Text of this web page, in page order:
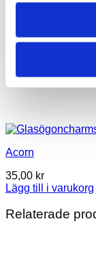
Acorn
35,00 kr
Lägg till i varukorg
Relaterade